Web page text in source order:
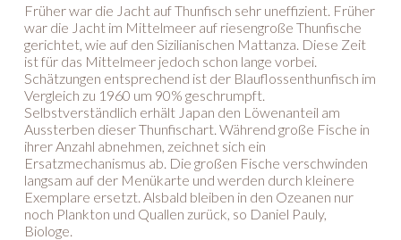
Früher war die Jacht auf Thunfisch sehr uneffizient. Früher
war die Jacht im Mittelmeer auf riesengroße Thunfische
gerichtet, wie auf den Sizilianischen Mattanza. Diese Zeit
ist für das Mittelmeer jedoch schon lange vorbei.
Schätzungen entsprechend ist der Blauflossenthunfisch im
Vergleich zu 1960 um 90% geschrumpft.
Selbstverständlich erhält Japan den Löwenanteil am
Aussterben dieser Thunfischart. Während große Fische in
ihrer Anzahl abnehmen, zeichnet sich ein
Ersatzmechanismus ab. Die großen Fische verschwinden
langsam auf der Menükarte und werden durch kleinere
Exemplare ersetzt. Alsbald bleiben in den Ozeanen nur
noch Plankton und Quallen zurück, so Daniel Pauly,
Biologe.